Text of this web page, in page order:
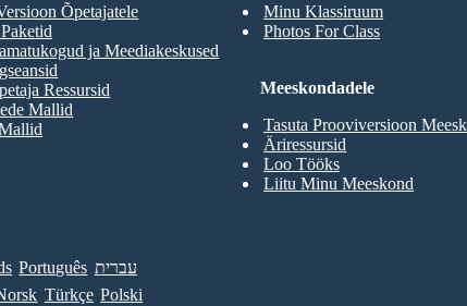
Minu Klassiruum
Photos For Class
Õpetajatele
ja Meediakeskused
Ressursid
Mallid
Meeskondadele
Tasuta Prooviversioon
Äriressursid
Loo Tööks
Liitu Minu Meeskond
Português עברית
Türkçe Polski